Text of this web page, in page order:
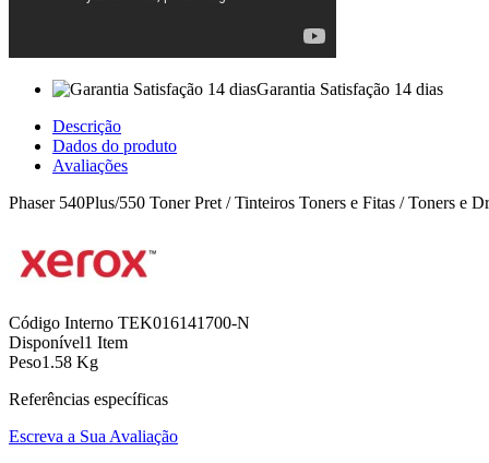
Garantia Satisfação 14 dias
Descrição
Dados do produto
Avaliações
Phaser 540Plus/550 Toner Pret / Tinteiros Toners e Fitas / Toners e
Código Interno TEK016141700-N
Disponível1 Item
Peso1.58 Kg
Referências específicas
Escreva a Sua Avaliação